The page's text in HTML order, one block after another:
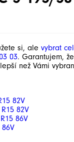
si, ale vybrat
03. Garantujem, že
než Vámi
82V
82V
86V
86V